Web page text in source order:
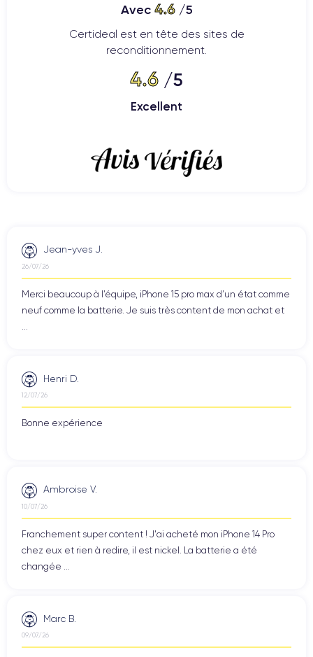
Avec 4.6/5
Certideal est en tête des sites de
reconditionnement.
4.6 /5
Excellent
Jean-yves J.
26/07/26
Merci beaucoup à l’équipe, iPhone 15 pro max d’un état comme
neuf comme la batterie. Je suis très content de mon achat et
Henri D.
12/07/26
Bonne expérience
Ambroise V.
10/07/26
Franchement super content ! J'ai acheté mon iPhone 14 Pro
chez eux et rien à redire, il est nickel. La batterie a été
changée ...
Marc B.
09/07/26